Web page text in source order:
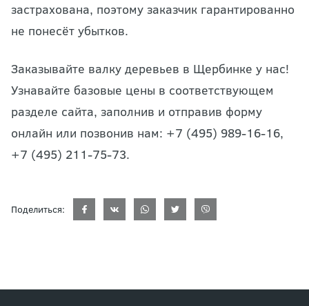
застрахована, поэтому заказчик гарантированно
не понесёт убытков.
Заказывайте валку деревьев в Щербинке у нас!
Узнавайте базовые цены в соответствующем
разделе сайта, заполнив и отправив форму
онлайн или позвонив нам: +7 (495) 989-16-16,
+7 (495) 211-75-73.
Поделиться: